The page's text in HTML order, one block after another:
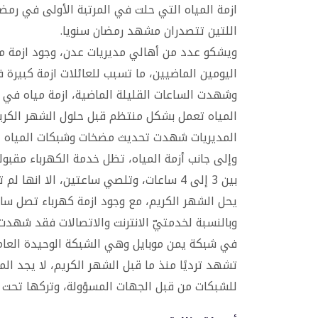
ازمة المياه التي حلت في المرتبة الأولى في
اللتين تتصدران مشهد رمضان سنويا.
ويشكو عدد من أهالي مديريات عدن، وجود ازمة
اليومين الماضيين، ما تسبب للعائلات ازمة
وشهدت الساعات القليلة الماضية، ازمة مياه
المياه تعمل بشكل منتظم قبل حلول الشهر
المديريات شهدت تحديث مضخات وشبكات المياه
وإلى جانب أزمة المياه، تظل خدمة الكهرباء
بين 3 إلى 4 ساعات، وتلصي ساعتين، الا
يحل الشهر الكريم، مع وجود ازمة كهرباء تصل ساعات الانقطاع
وبالنسبة لخدمتيّ الانترنت والاتصالات فقد
في شبكة يمن موبايل وهي الشبكة الوحيدة
تشهد ترديًا منذ ما قبل الشهر الكريم، لا يجد
للشبكات من قبل الجهات المسؤولة، وتركها